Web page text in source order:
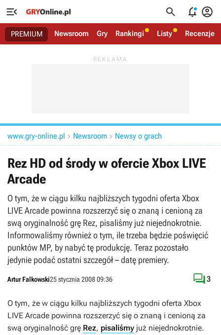
   
PREMIUM Newsroom Gry Rankingi Listy Recenzje
www.gry-online.pl  Newsroom  Newsy o grach
Rez HD od środy w ofercie Xbox LIVE
Arcade
O tym, że w ciągu kilku najbliższych tygodni oferta Xbox
LIVE Arcade powinna rozszerzyć się o znaną i cenioną za
swą oryginalność grę Rez, pisaliśmy już niejednokrotnie.
Informowaliśmy również o tym, ile trzeba będzie poświęcić
punktów MP, by nabyć tę produkcję. Teraz pozostało
jedynie podać ostatni szczegół – datę premiery.
Artur Falkowski25 stycznia 2008 09:36 3
O tym, że w ciągu kilku najbliższych tygodni oferta Xbox
LIVE Arcade powinna rozszerzyć się o znaną i cenioną za
swą oryginalność grę Rez, pisaliśmy już niejednokrotnie.